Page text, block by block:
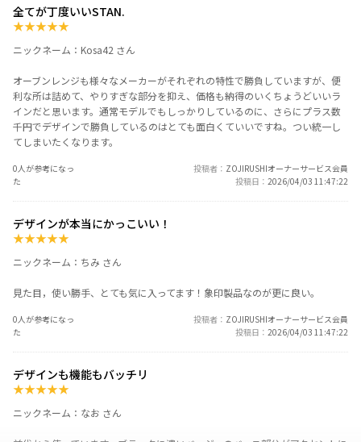
全てが丁度いいSTAN.
★★★★★
ニックネーム：Kosa42 さん
オーブンレンジも様々なメーカーがそれぞれの特性で勝負していますが、便
利な所は詰めて、やりすぎな部分を抑え、価格も納得のいくちょうどいいラ
インだと思います。通常モデルでもしっかりしているのに、さらにプラス数
千円でデザインで勝負しているのはとても面白くていいですね。つい統一し
てしまいたくなります。
0人が参考になっ
た
投稿者
ZOJIRUSHIオーナーサービス会員
投稿日
2026/04/03 11:47:22
デザインが本当にかっこいい！
★★★★★
ニックネーム：ちみ さん
見た目，使い勝手、とても気に入ってます！象印製品なのが更に良い。
0人が参考になっ
た
投稿者
ZOJIRUSHIオーナーサービス会員
投稿日
2026/04/03 11:47:22
デザインも機能もバッチリ
★★★★★
ニックネーム：なお さん